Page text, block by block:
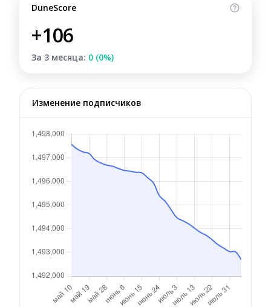
DuneScore
+106
За 3 месяца: 0 (0%)
Изменение подписчиков